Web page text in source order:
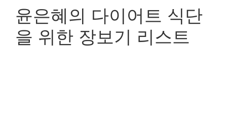
윤은혜의 다이어트 식단
을 위한 장보기 리스트